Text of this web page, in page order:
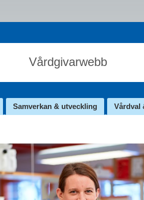
Vårdgivarwebb
Samverkan & utveckling Vårdval